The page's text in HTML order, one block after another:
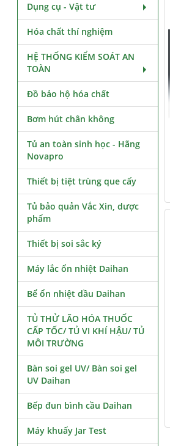
Dụng cụ - Vật tư
Hóa chất thí nghiệm
HỆ THỐNG KIỂM SOÁT AN
TOÀN
Đồ bảo hộ hóa chất
Bơm hút chân không
Tủ an toàn sinh học - Hãng
Novapro
Thiết bị tiệt trùng que cấy
Tủ bảo quản Vắc Xin, dược
phẩm
Thiết bị soi sắc ký
Máy lắc ổn nhiệt Daihan
Bể ổn nhiệt dầu Daihan
TỦ THỬ LÃO HÓA THUỐC
CẤP TỐC/ TỦ VI KHÍ HẬU/ TỦ
MÔI TRƯỜNG
Bàn soi gel UV/ Bàn soi gel
UV Daihan
Bếp đun bình cầu Daihan
Máy khuấy Jar Test